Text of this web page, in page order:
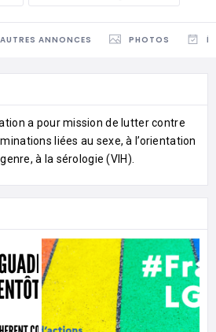
ANNONCES PHOTOS
a pour mission de lutter contre
liées au sexe, à l’orientation
à la sérologie (VIH).